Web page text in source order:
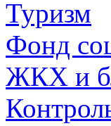
Туризм
Фонд
ЖКХ и